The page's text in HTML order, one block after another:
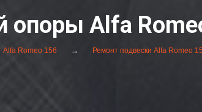
опоры Alfa
Alfa Romeo 156 Ремонт подвески Alfa Romeo